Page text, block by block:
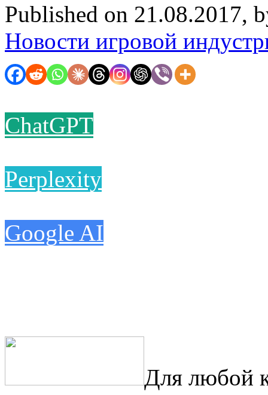
Published on 21.08.2017,
Новости игровой
ChatGPT
Perplexity
Google AI
Для любой